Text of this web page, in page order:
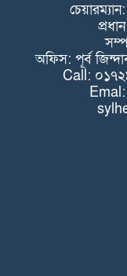
অফিস: পূর্ব
Call: